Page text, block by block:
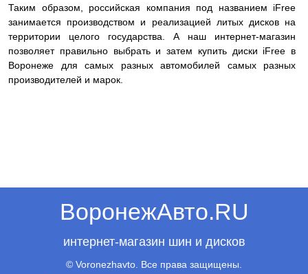
Таким образом, российская компания под названием iFree
занимается производством и реализацией литых дисков на
территории целого государства. А наш интернет-магазин
позволяет правильно выбрать и затем купить диски iFree в
Воронеже для самых разных автомобилей самых разных
производителей и марок.
ВоронежАвто.RU
интернет-магазин шин и дисков
© Voronezhavto. Все права защищены.